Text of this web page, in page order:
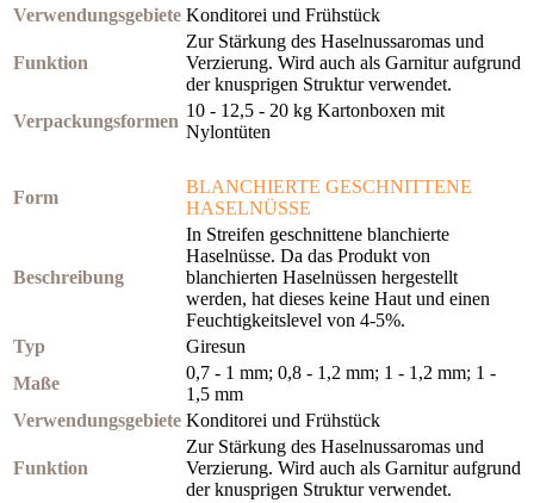
Verwendungsgebiete Konditorei und Frühstück
Funktion
Zur Stärkung des Haselnussaromas und
Verzierung. Wird auch als Garnitur aufgrund
der knusprigen Struktur verwendet.
Verpackungsformen
10 - 12,5 - 20 kg Kartonboxen mit
Nylontüten
Form
BLANCHIERTE GESCHNITTENE
HASELNÜSSE
Beschreibung
In Streifen geschnittene blanchierte
Haselnüsse. Da das Produkt von
blanchierten Haselnüssen hergestellt
werden, hat dieses keine Haut und einen
Feuchtigkeitslevel von 4-5%.
Typ
Giresun
Maße
0,7 - 1 mm; 0,8 - 1,2 mm; 1 - 1,2 mm; 1 -
1,5 mm
Verwendungsgebiete Konditorei und Frühstück
Funktion
Zur Stärkung des Haselnussaromas und
Verzierung. Wird auch als Garnitur aufgrund
der knusprigen Struktur verwendet.